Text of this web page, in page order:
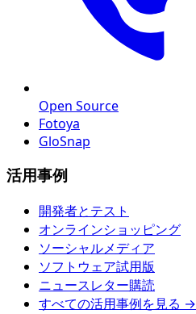
Open Source
Fotoya
GloSnap
活用事例
開発者とテスト
オンラインショッピング
ソーシャルメディア
ソフトウェア試用版
ニュースレター購読
すべての活用事例を見る →